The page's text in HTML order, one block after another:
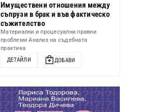
Имуществени отношения между
съпрузи в брак и във фактическо
съжителство
Материални и процесуални правни
проблеми Анализ на съдебната
практика
ДЕТАЙЛИ
ДОБАВИ